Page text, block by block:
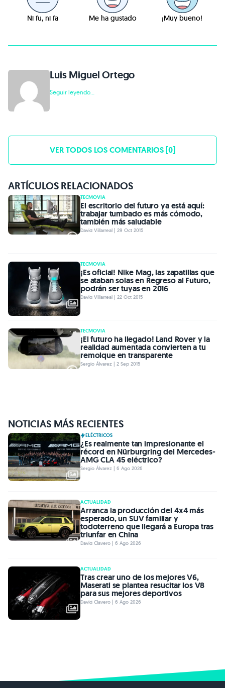
Ni fu, ni fa Me ha gustado ¡Muy bueno!
Luis Miguel Ortego
Seguir leyendo...
VER TODOS LOS COMENTARIOS [0]
ARTÍCULOS RELACIONADOS
TECMOVIA
El escritorio del futuro ya está aquí:
trabajar tumbado es más cómodo,
también más saludable
David Villarreal | 29 Oct 2015
TECMOVIA
¡Es oficial! Nike Mag, las zapatillas que
se ataban solas en Regreso al Futuro,
podrán ser tuyas en 2016
David Villarreal | 22 Oct 2015
TECMOVIA
¡El futuro ha llegado! Land Rover y la
realidad aumentada convierten a tu
remolque en transparente
Sergio Álvarez | 2 Sep 2015
NOTICIAS MÁS RECIENTES
ELÉCTRICOS
¿Es realmente tan impresionante el
récord en Nürburgring del Mercedes-
AMG CLA 45 eléctrico?
Sergio Álvarez | 6 Ago 2026
ACTUALIDAD
Arranca la producción del 4x4 más
esperado, un SUV familiar y
todoterreno que llegará a Europa tras
triunfar en China
David Clavero | 6 Ago 2026
ACTUALIDAD
Tras crear uno de los mejores V6,
Maserati se plantea resucitar los V8
para sus mejores deportivos
David Clavero | 6 Ago 2026